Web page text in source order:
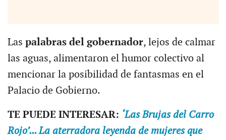
Las palabras del gobernador, lejos de calmar
las aguas, alimentaron el humor colectivo al
mencionar la posibilidad de fantasmas en el
Palacio de Gobierno.
TE PUEDE INTERESAR: ‘Las Brujas del Carro
Rojo’... La aterradora leyenda de mujeres que